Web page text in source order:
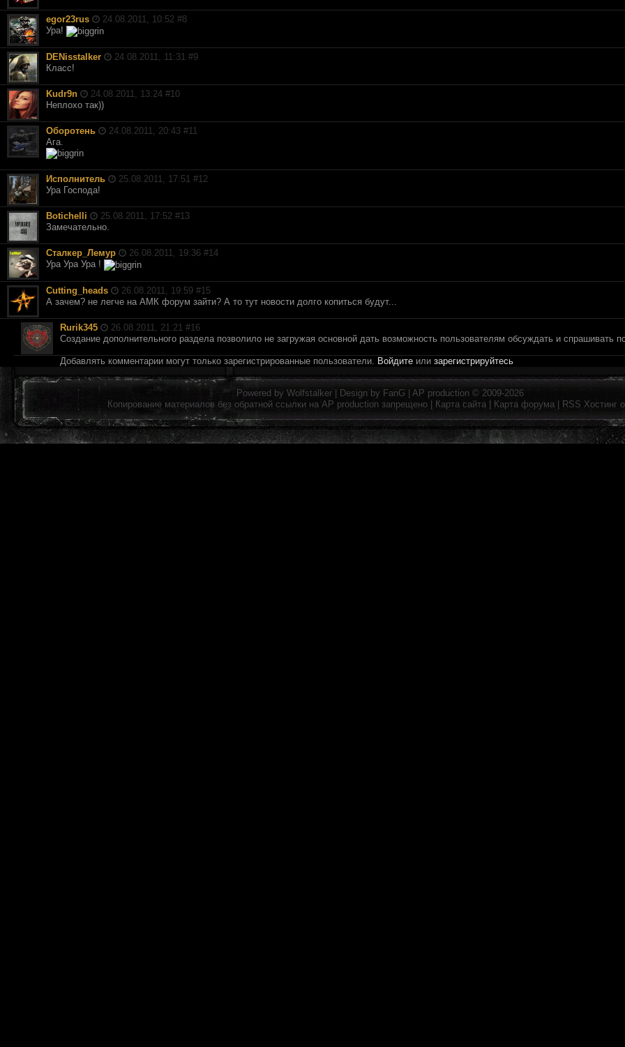
egor23rus 24.08.2011, 10:52 #8
Ура!
DENisstalker 24.08.2011, 11:31 #9
Класс!
Kudr9n 24.08.2011, 13:24 #10
Неплохо так))
Оборотень 24.08.2011, 20:43 #11
Ага.
Исполнитель 25.08.2011, 17:51 #12
Ура Господа!
Botichelli 25.08.2011, 17:52 #13
Замечательно.
Сталкер_Лемур 26.08.2011, 19:36 #14
Ура Ура Ура !
Cutting_heads 26.08.2011, 19:59 #15
А зачем? не легче на АМК форум зайти? А то тут новости долго копиться будут...
Rurik345 26.08.2011, 21:21 #16
Создание дополнительного раздела позволило не загружая основной дать возможность пользователям обсуждать и спрашивать
Добавлять комментарии могут только зарегистрированные пользователи. Войдите или зарегистрируйтесь
Powered by Wolfstalker | Design by FanG AP production © 2009-2026
Копирование материалов без обратной ссылки на AP production запрещено | Карта сайта Карта форума RSS Хостинг